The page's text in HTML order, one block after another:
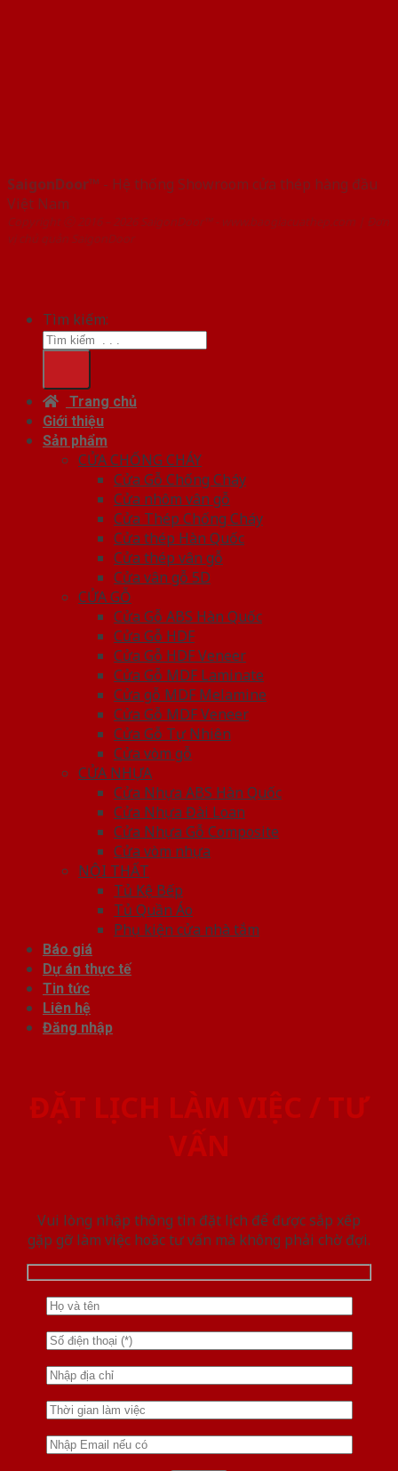
SaigonDoor™ - Hệ thống Showroom cửa thép hàng đầu
Việt Nam
Copyright ⓒ 2016 – 2026 SaigonDoor™ - www.baogiacuathep.com | Đơn
vị chủ quản SaigonDoor
Tìm kiếm:
Trang chủ
Giới thiệu
Sản phẩm
CỬA CHỐNG CHÁY
Cửa Gỗ Chống Cháy
Cửa nhôm vân gỗ
Cửa Thép Chống Cháy
Cửa thép Hàn Quốc
Cửa thép vân gỗ
Cửa vân gỗ 5D
CỬA GỖ
Cửa Gỗ ABS Hàn Quốc
Cửa Gỗ HDF
Cửa Gỗ HDF Veneer
Cửa Gỗ MDF Laminate
Cửa gỗ MDF Melamine
Cửa Gỗ MDF Veneer
Cửa Gỗ Tự Nhiên
Cửa vòm gỗ
CỬA NHỰA
Cửa Nhựa ABS Hàn Quốc
Cửa Nhựa Đài Loan
Cửa Nhựa Gỗ Composite
Cửa vòm nhựa
NỘI THẤT
Tủ Kệ Bếp
Tủ Quần Áo
Phụ kiện cửa nhà tắm
Báo giá
Dự án thực tế
Tin tức
Liên hệ
Đăng nhập
ĐẶT LỊCH LÀM VIỆC / TƯ
VẤN
Vui lòng nhập thông tin đặt lịch để được sắp xếp
gặp gỡ làm việc hoăc tư vấn mà không phải chờ đợi.